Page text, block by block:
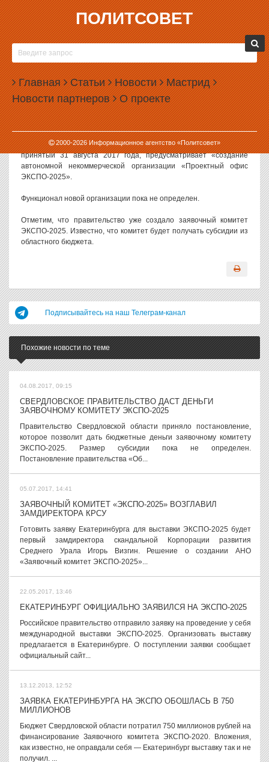
ПОЛИТСОВЕТ
Главная Статьи Новости Мастрид
Новости партнеров О проекте
2000-2026Информационное агентство «Политсовет»
31.08.2017, 17:51
СВЕРДЛОВСКОЕ ПРАВИТЕЛЬСТВО
УЧРЕЖДАЕТ ПРОЕКТНЫЙ ОФИС ЭКСПО-2025
Правительство Свердловской области учреждает еще одну
структуру для подготовки заявки Екатеринбурга на выставку
ЭКСПО-2025. На сей раз речь идет о проектном офисе.
Соответствующее изменение правительство внесло в программу
управления государственной собственностью. Документ,
принятый 31 августа 2017 года, предусматривает «создание
автономной некоммерческой организации «Проектный офис
ЭКСПО-2025».
Функционал новой организации пока не определен.
Отметим, что правительство уже создало заявочный комитет
ЭКСПО-2025. Известно, что комитет будет получать субсидии из
областного бюджета.
Подписывайтесь на наш Телеграм-канал
Похожие новости по теме
04.08.2017, 09:15
СВЕРДЛОВСКОЕ ПРАВИТЕЛЬСТВО ДАСТ ДЕНЬГИ
ЗАЯВОЧНОМУ КОМИТЕТУ ЭКСПО-2025
Правительство Свердловской области приняло постановление,
которое позволит дать бюджетные деньги заявочному комитету
ЭКСПО-2025. Размер субсидии пока не определен.
Постановление правительства «Об...
05.07.2017, 14:41
ЗАЯВОЧНЫЙ КОМИТЕТ «ЭКСПО-2025» ВОЗГЛАВИЛ
ЗАМДИРЕКТОРА КРСУ
Готовить заявку Екатеринбурга для выставки ЭКСПО-2025 будет
первый замдиректора скандальной Корпорации развития
Среднего Урала Игорь Визгин. Решение о создании АНО
«Заявочный комитет ЭКСПО-2025»...
22.05.2017, 13:46
ЕКАТЕРИНБУРГ ОФИЦИАЛЬНО ЗАЯВИЛСЯ НА ЭКСПО-2025
Российское правительство отправило заявку на проведение у себя
международной выставки ЭКСПО-2025. Организовать выставку
предлагается в Екатеринбурге. О поступлении заявки сообщает
официальный сайт...
13.12.2013, 12:52
ЗАЯВКА ЕКАТЕРИНБУРГА НА ЭКСПО ОБОШЛАСЬ В 750
МИЛЛИОНОВ
Бюджет Свердловской области потратил 750 миллионов рублей на
финансирование Заявочного комитета ЭКСПО-2020. Вложения,
как известно, не оправдали себя — Екатеринбург выставку так и не
получил. ...